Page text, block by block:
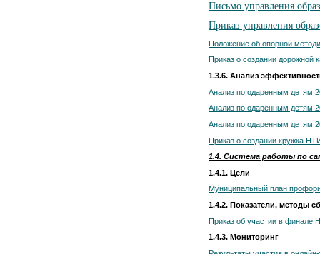
Письмо управления
Приказ управления
Положение об опорной
Приказ о создании дорожной
1.3.6. Анализ
Анализ по одаренным детям
Анализ по одаренным детям
Анализ по одаренным детям
Приказ о создании кружка
1.4. Система работы по
1.4.1. Цели
Муниципальный план
1.4.2. Показатели, методы
Приказ об участии в финале
1.4.3. Мониторинг